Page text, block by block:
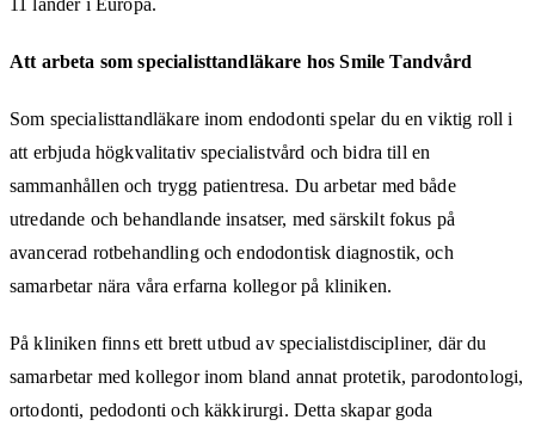
11 länder i Europa.
Att arbeta som specialisttandläkare hos Smile Tandvård
Som specialisttandläkare inom endodonti spelar du en viktig roll i
att erbjuda högkvalitativ specialistvård och bidra till en
sammanhållen och trygg patientresa. Du arbetar med både
utredande och behandlande insatser, med särskilt fokus på
avancerad rotbehandling och endodontisk diagnostik, och
samarbetar nära våra erfarna kollegor på kliniken.
På kliniken finns ett brett utbud av specialistdiscipliner, där du
samarbetar med kollegor inom bland annat protetik, parodontologi,
ortodonti, pedodonti och käkkirurgi. Detta skapar goda